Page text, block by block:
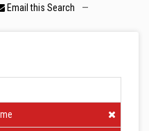
Email this Search
—